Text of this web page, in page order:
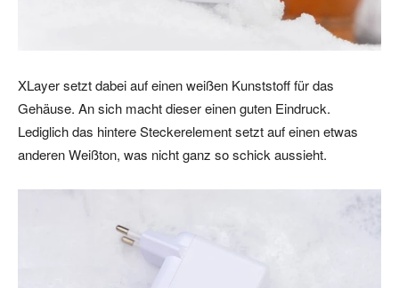
XLayer setzt dabei auf einen weißen Kunststoff für das
Gehäuse. An sich macht dieser einen guten Eindruck.
Lediglich das hintere Steckerelement setzt auf einen etwas
anderen Weißton, was nicht ganz so schick aussieht.